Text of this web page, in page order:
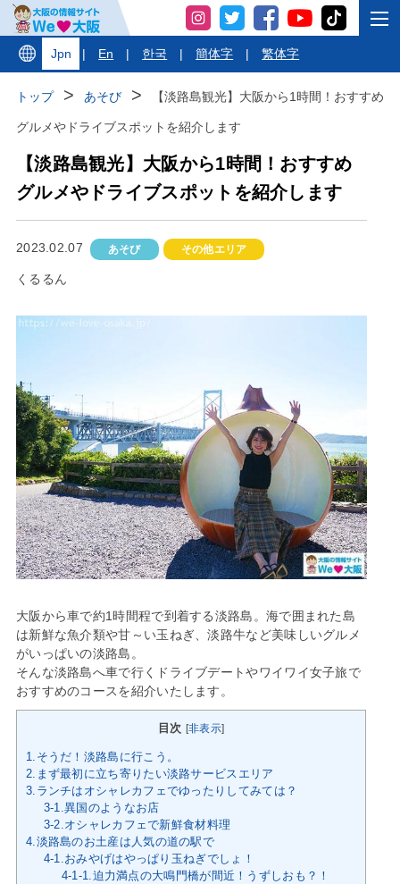
Jpn | En | 한국 | 簡体字 | 繁体字
トップ あそび 【淡路島観光】大阪から1時間！おすすめ
グルメやドライブスポットを紹介します
【淡路島観光】大阪から1時間！おすすめ
グルメやドライブスポットを紹介します
2023.02.07 あそび その他エリア
くるるん
大阪から車で約1時間程で到着する淡路島。海で囲まれた島
は新鮮な魚介類や甘～い玉ねぎ、淡路牛など美味しいグルメ
がいっぱいの淡路島。
そんな淡路島へ車で行くドライブデートやワイワイ女子旅で
おすすめのコースを紹介いたします。
目次 [非表示]
1.そうだ！淡路島に行こう。
2.まず最初に立ち寄りたい淡路サービスエリア
3.ランチはオシャレカフェでゆったりしてみては？
3-1.異国のようなお店
3-2.オシャレカフェで新鮮食材料理
4.淡路島のお土産は人気の道の駅で
4-1.おみやげはやっぱり玉ねぎでしょ！
4-1-1.迫力満点の大鳴門橋が間近！うずしおも？！